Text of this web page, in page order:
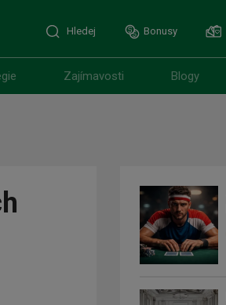
Hledej Bonusy
Zajímavosti Blogy